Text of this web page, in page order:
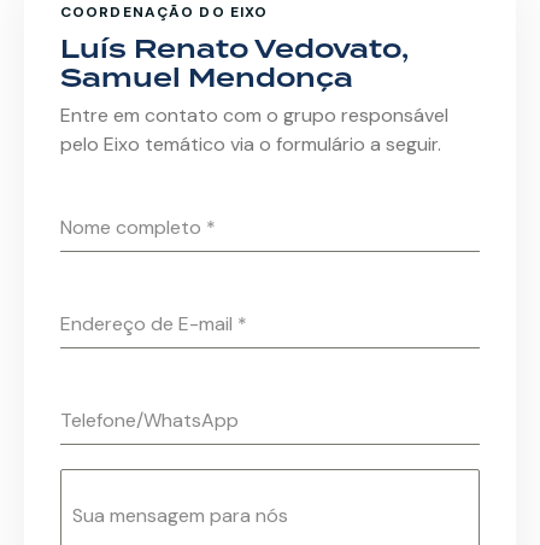
COORDENAÇÃO DO EIXO
Luís Renato Vedovato,
Samuel Mendonça
Entre em contato com o grupo responsável
pelo Eixo temático via o formulário a seguir.
Nome completo *
Endereço de E-mail *
Telefone/WhatsApp
Sua mensagem para nós